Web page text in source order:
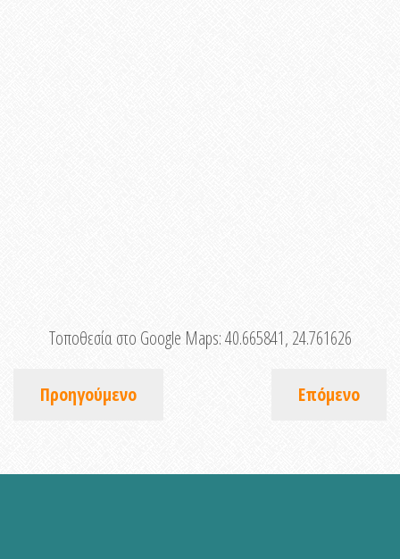
Τοποθεσία στο Google Maps:40.665841, 24.761626
Προηγούμενο Επόμενο